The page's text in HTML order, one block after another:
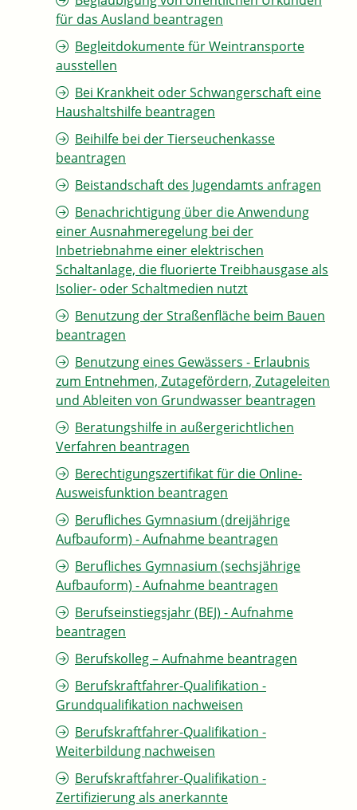
für das Ausland beantragen
Begleitdokumente für Weintransporte
ausstellen
Bei Krankheit oder Schwangerschaft eine
Haushaltshilfe beantragen
Beihilfe bei der Tierseuchenkasse
beantragen
Beistandschaft des Jugendamts anfragen
Benachrichtigung über die Anwendung
einer Ausnahmeregelung bei der
Inbetriebnahme einer elektrischen
Schaltanlage, die fluorierte Treibhausgase als
Isolier- oder Schaltmedien nutzt
Benutzung der Straßenfläche beim Bauen
beantragen
Benutzung eines Gewässers - Erlaubnis
zum Entnehmen, Zutagefördern, Zutageleiten
und Ableiten von Grundwasser beantragen
Beratungshilfe in außergerichtlichen
Verfahren beantragen
Berechtigungszertifikat für die Online-
Ausweisfunktion beantragen
Berufliches Gymnasium (dreijährige
Aufbauform) - Aufnahme beantragen
Berufliches Gymnasium (sechsjährige
Aufbauform) - Aufnahme beantragen
Berufseinstiegsjahr (BEJ) - Aufnahme
beantragen
Berufskolleg – Aufnahme beantragen
Berufskraftfahrer-Qualifikation -
Grundqualifikation nachweisen
Berufskraftfahrer-Qualifikation -
Weiterbildung nachweisen
Berufskraftfahrer-Qualifikation -
Zertifizierung als anerkannte